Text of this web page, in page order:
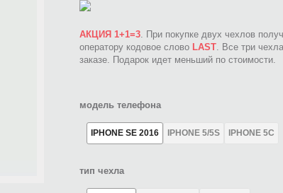
АКЦИЯ 1+1=3. При покупке двух чехлов
оператору кодовое слово LAST. Все три
заказе. Подарок идет меньший по стоимости.
модель телефона
IPHONE SE 2016 IPHONE 5/5S IPHONE 5C
тип чехла